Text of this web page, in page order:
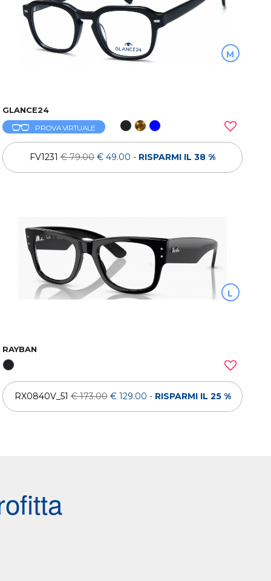
M
GLANCE24
PROVA VIRTUALE
FV1231€ 79.00 € 49.00 - RISPARMI IL 38 %
L
RAYBAN
RX0840V_51€ 173.00 € 129.00 - RISPARMI IL 25 %